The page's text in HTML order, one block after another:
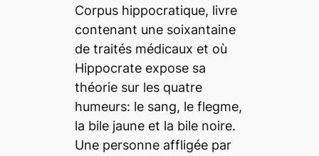
Corpus hippocratique, livre
contenant une soixantaine
de traités médicaux et où
Hippocrate expose sa
théorie sur les quatre
humeurs: le sang, le flegme,
la bile jaune et la bile noire.
Une personne affligée par